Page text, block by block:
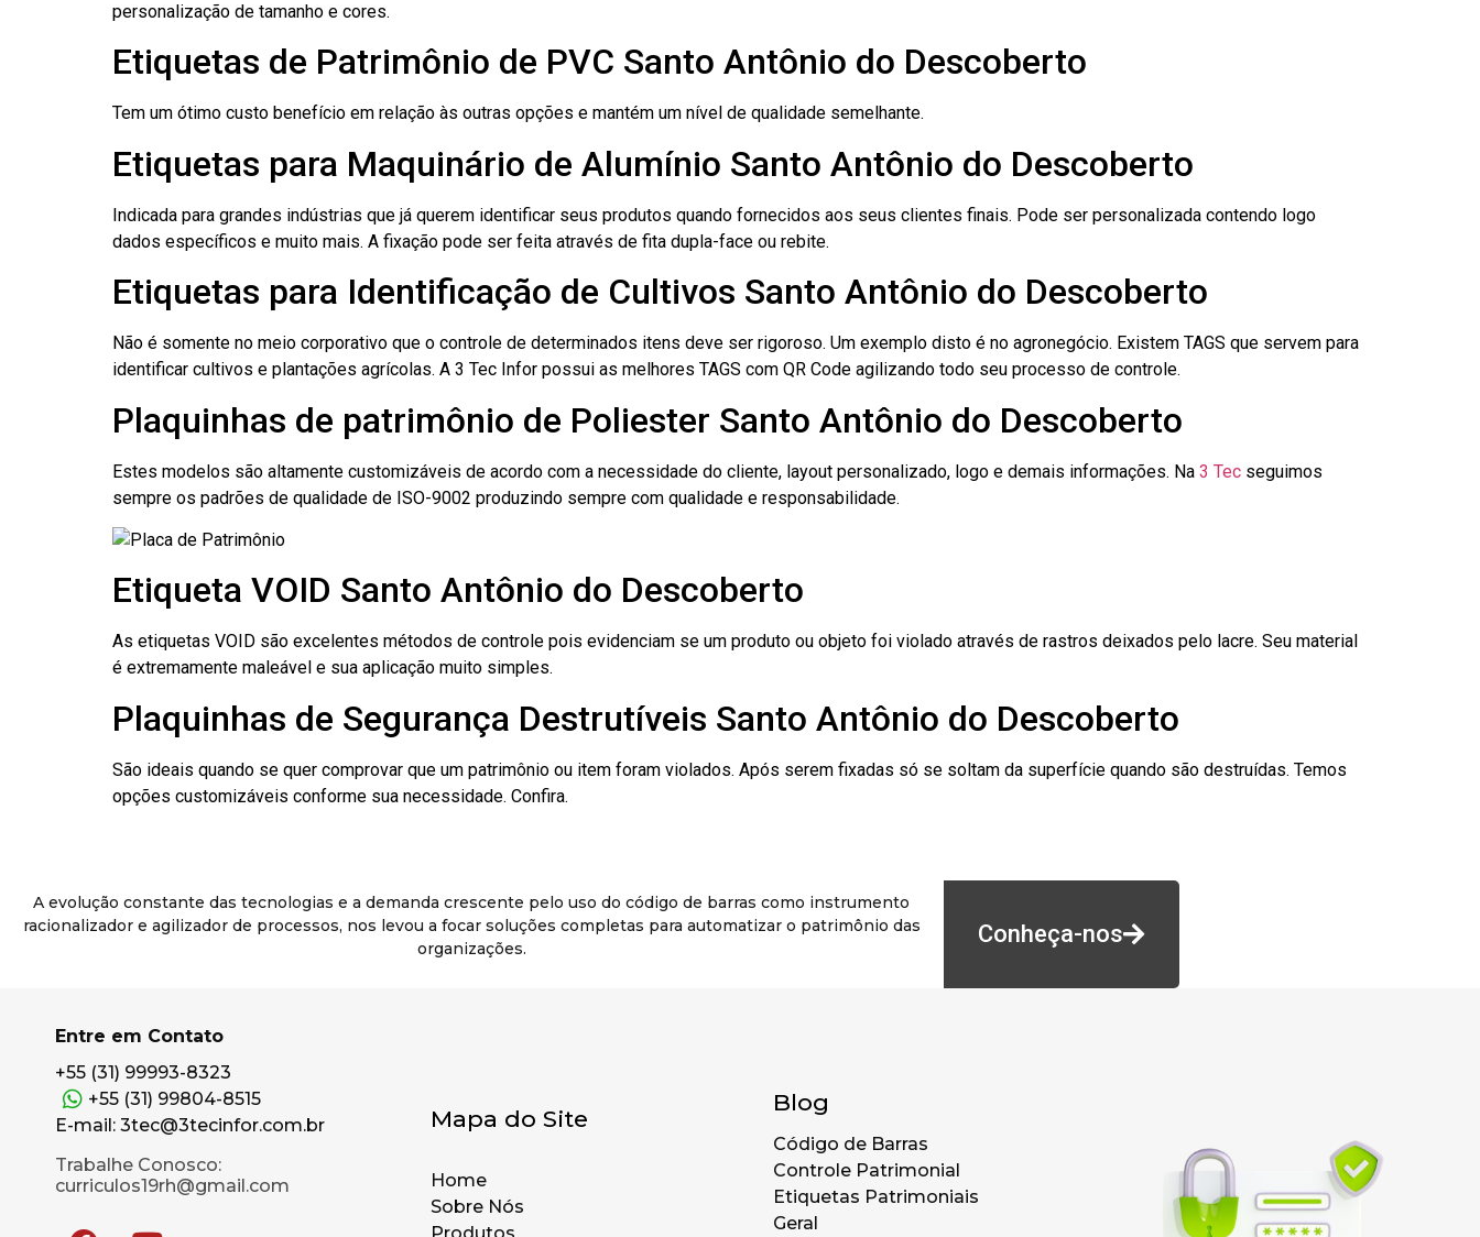
personalização de tamanho e cores.
Etiquetas de Patrimônio de PVC Santo Antônio do Descoberto
Tem um ótimo custo benefício em relação às outras opções e mantém um nível de qualidade semelhante.
Etiquetas para Maquinário de Alumínio Santo Antônio do Descoberto
Indicada para grandes indústrias que já querem identificar seus produtos quando fornecidos aos seus clientes finais. Pode ser personalizada contendo logo
dados específicos e muito mais. A fixação pode ser feita através de fita dupla-face ou rebite.
Etiquetas para Identificação de Cultivos Santo Antônio do Descoberto
Não é somente no meio corporativo que o controle de determinados itens deve ser rigoroso. Um exemplo disto é no agronegócio. Existem TAGS que servem para
identificar cultivos e plantações agrícolas. A 3 Tec Infor possui as melhores TAGS com QR Code agilizando todo seu processo de controle.
Plaquinhas de patrimônio de Poliester Santo Antônio do Descoberto
Estes modelos são altamente customizáveis de acordo com a necessidade do cliente, layout personalizado, logo e demais informações. Na 3 Tec seguimos
sempre os padrões de qualidade de ISO-9002 produzindo sempre com qualidade e responsabilidade.
Etiqueta VOID Santo Antônio do Descoberto
As etiquetas VOID são excelentes métodos de controle pois evidenciam se um produto ou objeto foi violado através de rastros deixados pelo lacre. Seu material
é extremamente maleável e sua aplicação muito simples.
Plaquinhas de Segurança Destrutíveis Santo Antônio do Descoberto
São ideais quando se quer comprovar que um patrimônio ou item foram violados. Após serem fixadas só se soltam da superfície quando são destruídas. Temos
opções customizáveis conforme sua necessidade. Confira.
A evolução constante das tecnologias e a demanda crescente pelo uso do código de barras como instrumento
racionalizador e agilizador de processos, nos levou a focar soluções completas para automatizar o patrimônio das
organizações.
Conheça-nos
Entre em Contato
+55 (31) 99993-8323
+55 (31) 99804-8515
E-mail: 3tec@3tecinfor.com.br
Trabalhe Conosco:
curriculos19rh@gmail.com
Mapa do Site
Home
Sobre Nós
Blog
Código de Barras
Controle Patrimonial
Etiquetas Patrimoniais
Geral